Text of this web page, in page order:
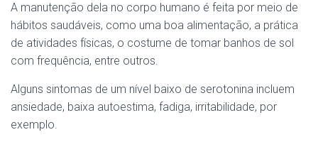
A manutenção dela no corpo humano é feita por meio de
hábitos saudáveis, como uma boa alimentação, a prática
de atividades físicas, o costume de tomar banhos de sol
com frequência, entre outros.
Alguns sintomas de um nível baixo de serotonina incluem
ansiedade, baixa autoestima, fadiga, irritabilidade, por
exemplo.